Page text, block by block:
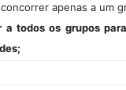
apenas a um
a todos os grupos